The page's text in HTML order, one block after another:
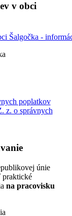
v obci
poplatkov
z. o správnych
únie
praktické
na pracovisku